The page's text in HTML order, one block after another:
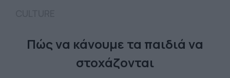
Πώς να κάνουμε τα παιδιά να
στοχάζονται